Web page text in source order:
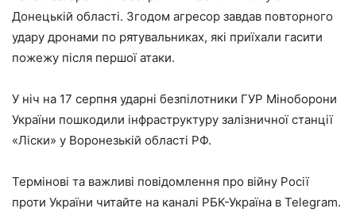
Донецькій області. Згодом агресор завдав повторного
удару дронами по рятувальниках, які приїхали гасити
пожежу після першої атаки.
У ніч на 17 серпня ударні безпілотники ГУР Міноборони
України пошкодили інфраструктуру залізничної станції
«Ліски» у Воронезькій області РФ.
Термінові та важливі повідомлення про війну Росії
проти України читайте на каналі РБК-Україна в Telegram.